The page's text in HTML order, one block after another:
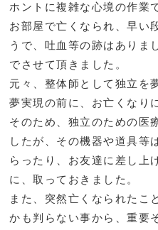
ホントに複雑な心境の作業
お部屋で亡くなられ、早い
うで、吐血等の跡はありま
でさせて頂きました。
元々、整体師として独立を
夢実現の前に、お亡くなり
そのため、独立のための医
したが、その機器や道具等
らったり、お友達に差し上
に、取っておきました。
また、突然亡くなられたこ
かも判らない事から、重要